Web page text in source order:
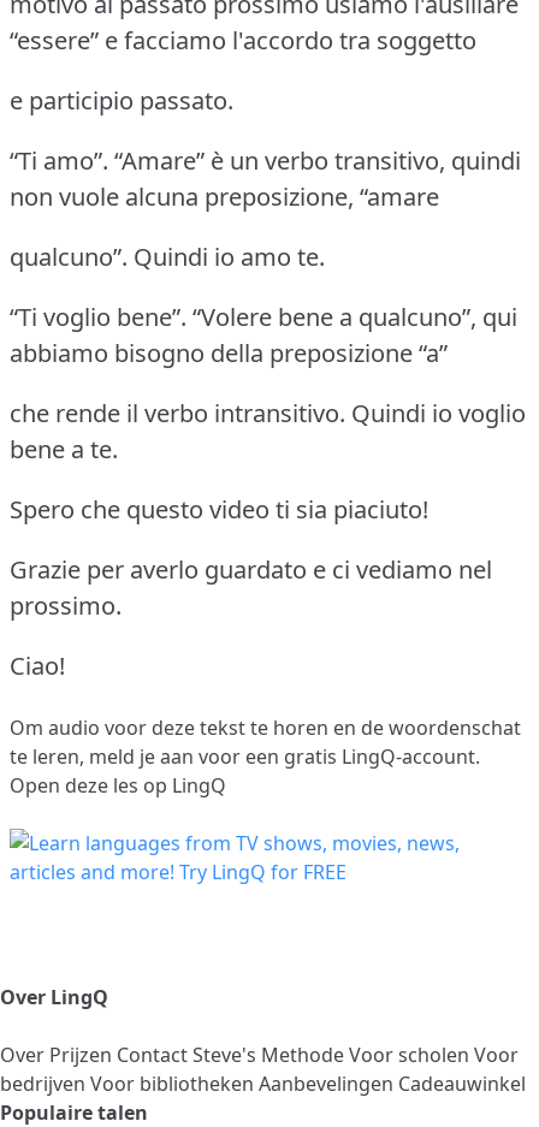
“essere” e facciamo l'accordo tra soggetto
e participio passato.
“Ti amo”. “Amare” è un verbo transitivo, quindi
non vuole alcuna preposizione, “amare
qualcuno”. Quindi io amo te.
“Ti voglio bene”. “Volere bene a qualcuno”, qui
abbiamo bisogno della preposizione “a”
che rende il verbo intransitivo. Quindi io voglio
bene a te.
Spero che questo video ti sia piaciuto!
Grazie per averlo guardato e ci vediamo nel
prossimo.
Ciao!
Om audio voor deze tekst te horen en de woordenschat
te leren, meld je aan voor een gratis LingQ-account.
Open deze les op LingQ
Over LingQ
Over Prijzen ContactSteve's MethodeVoor scholen Voor
bedrijven Voor bibliotheken Aanbevelingen Cadeauwinkel
Populaire talen